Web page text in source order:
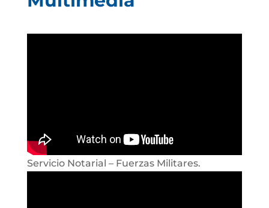
Servicio Notarial – Fuerzas Militares.